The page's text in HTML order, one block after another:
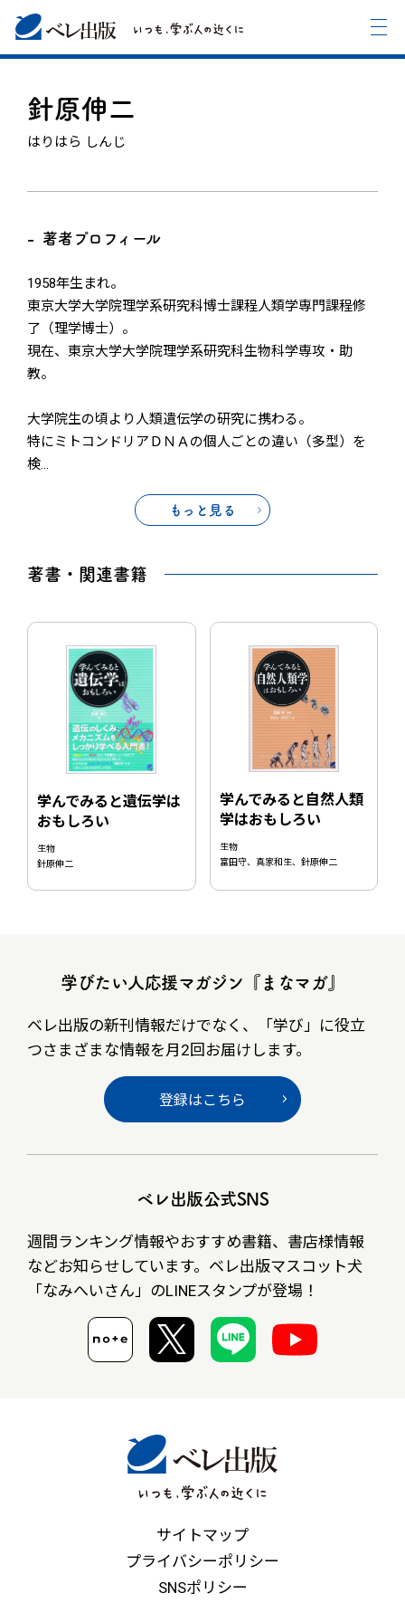
針原伸二
はりはら しんじ
著者プロフィール
1958年生まれ。
東京大学大学院理学系研究科博士課程人類学専門課程修
了（理学博士）。
現在、東京大学大学院理学系研究科生物科学専攻・助
教。
大学院生の頃より人類遺伝学の研究に携わる。
特にミトコンドリアＤＮＡの個人ごとの違い（多型）を
検…
もっと見る
著書・関連書籍
学んでみると遺伝学は
おもしろい
生物
針原伸二
学んでみると自然人類
学はおもしろい
生物
富田守、真家和生、針原伸二
学びたい人応援マガジン『まなマガ』
ベレ出版の新刊情報だけでなく、
「学び」に役立
つさまざまな情報を月2回お届けします。
登録はこちら
ベレ出版公式SNS
週間ランキング情報やおすすめ書籍、書店様情報
などお知らせしています。ベレ出版マスコット犬
「なみへいさん」のLINEスタンプが登場！
サイトマップ
プライバシーポリシー
SNSポリシー